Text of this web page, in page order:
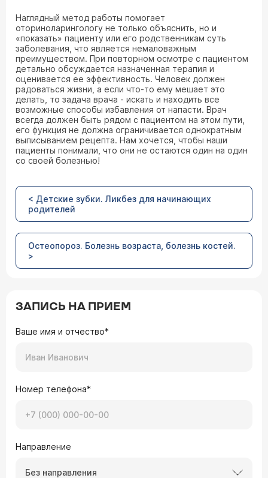
Наглядный метод работы помогает
оториноларингологу не только объяснить, но и
«показать» пациенту или его родственникам суть
заболевания, что является немаловажным
преимуществом. При повторном осмотре с пациентом
детально обсуждается назначенная терапия и
оценивается ее эффективность. Человек должен
радоваться жизни, а если что-то ему мешает это
делать, то задача врача - искать и находить все
возможные способы избавления от напасти. Врач
всегда должен быть рядом с пациентом на этом пути,
его функция не должна ограничивается однократным
выписыванием рецепта. Нам хочется, чтобы наши
пациенты понимали, что они не остаются один на один
со своей болезнью!
< Детские зубки. Ликбез для начинающих
родителей
Остеопороз. Болезнь возраста, болезнь костей.
>
ЗАПИСЬ НА ПРИЕМ
Ваше имя и отчество*
Номер телефона*
Направление
Без направления